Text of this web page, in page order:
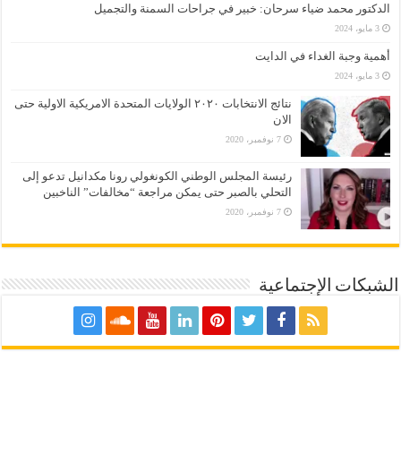
الدكتور محمد ضياء سرحان: خبير في جراحات السمنة والتجميل
3 مايو، 2024
أهمية وجبة الغداء في الدايت
3 مايو، 2024
نتائج الانتخابات ٢٠٢٠ الولايات المتحدة الامريكية الاولية حتى
الان
7 نوفمبر، 2020
رئيسة المجلس الوطني الكونغولي رونا مكدانيل تدعو إلى
التحلي بالصبر حتى يمكن مراجعة “مخالفات” الناخبين
7 نوفمبر، 2020
الشبكات الإجتماعية